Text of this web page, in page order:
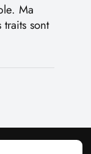
Ma
sont